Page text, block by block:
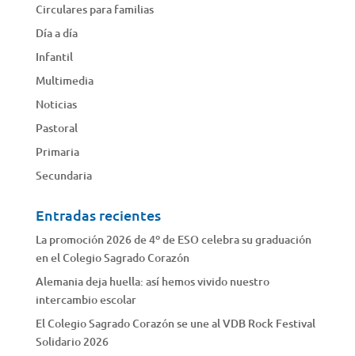
Circulares para familias
Día a día
Infantil
Multimedia
Noticias
Pastoral
Primaria
Secundaria
Entradas recientes
La promoción 2026 de 4º de ESO celebra su graduación
en el Colegio Sagrado Corazón
Alemania deja huella: así hemos vivido nuestro
intercambio escolar
El Colegio Sagrado Corazón se une al VDB Rock Festival
Solidario 2026